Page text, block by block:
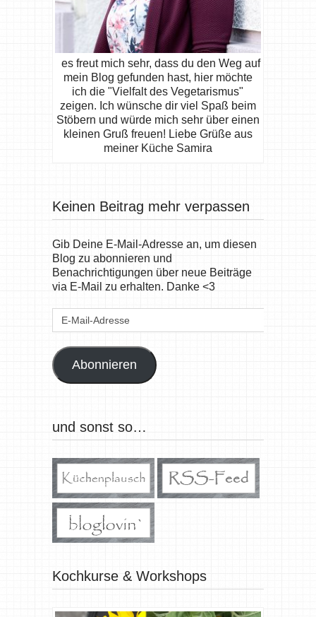
es freut mich sehr, dass du den Weg auf
mein Blog gefunden hast, hier möchte
ich die "Vielfalt des Vegetarismus"
zeigen. Ich wünsche dir viel Spaß beim
Stöbern und würde mich sehr über einen
kleinen Gruß freuen! Liebe Grüße aus
meiner Küche Samira
Keinen Beitrag mehr verpassen
Gib Deine E-Mail-Adresse an, um diesen
Blog zu abonnieren und
Benachrichtigungen über neue Beiträge
via E-Mail zu erhalten. Danke <3
E-
Abonnieren
und sonst so…
Kochkurse & Workshops